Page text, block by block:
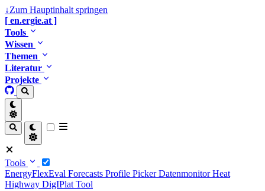
↓Zum Hauptinhalt springen
en.ergie.at
Tools
Wissen
Themen
Literatur
Projekte
Tools
EnergyFlexEval Forecasts Profile PickerDatenmonitorHeat
Highway DigIPlat Tool